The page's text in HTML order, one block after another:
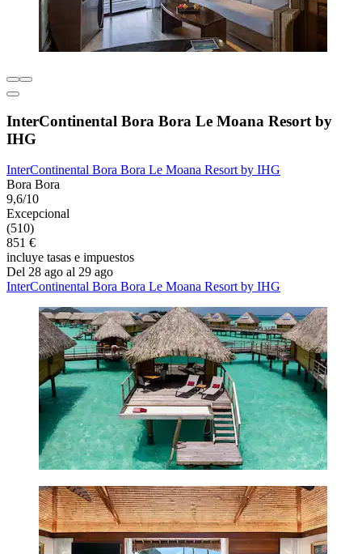
InterContinental Bora Bora Le Moana Resort by
IHG
InterContinental Bora Bora Le Moana Resort by IHG
Bora Bora
9,6/10
Excepcional
(510)
851 €
incluye tasas e impuestos
Del 28 ago al 29 ago
InterContinental Bora Bora Le Moana Resort by IHG